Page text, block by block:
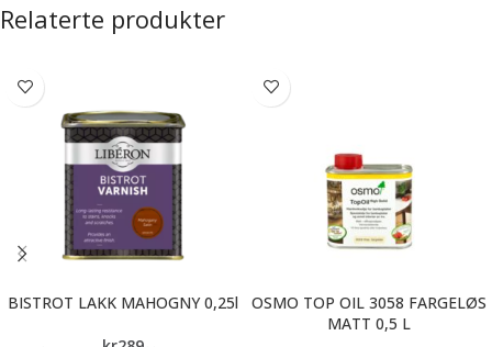
Relaterte produkter
BISTROT LAKK MAHOGNY 0,25l
OSMO TOP OIL 3058 FARGELØS
MATT 0,5 L